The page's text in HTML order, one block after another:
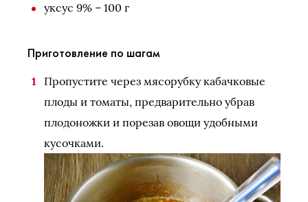
уксус 9% – 100 г
Приготовление по шагам
Пропустите через мясорубку кабачковые
плоды и томаты, предварительно убрав
плодоножки и порезав овощи удобными
кусочками.